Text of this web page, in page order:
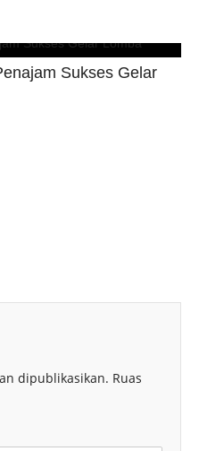
Sukses Gelar
dipublikasikan. Ruas